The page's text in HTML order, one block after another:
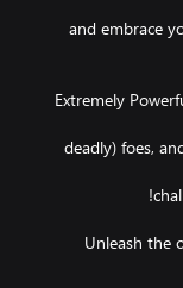
and embrace
Extremely
deadly) foes,
- Unleash